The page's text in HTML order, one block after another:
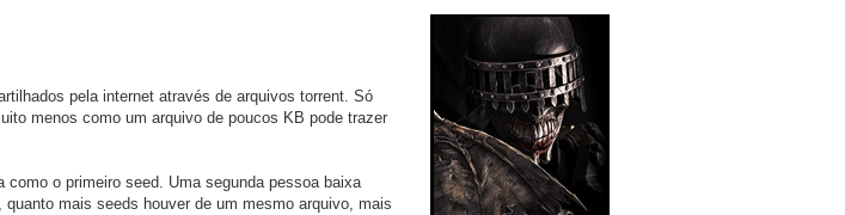
pela internet através de arquivos torrent. Só
menos como um arquivo de poucos KB pode trazer
o primeiro seed. Uma segunda pessoa baixa
mais seeds houver de um mesmo arquivo, mais